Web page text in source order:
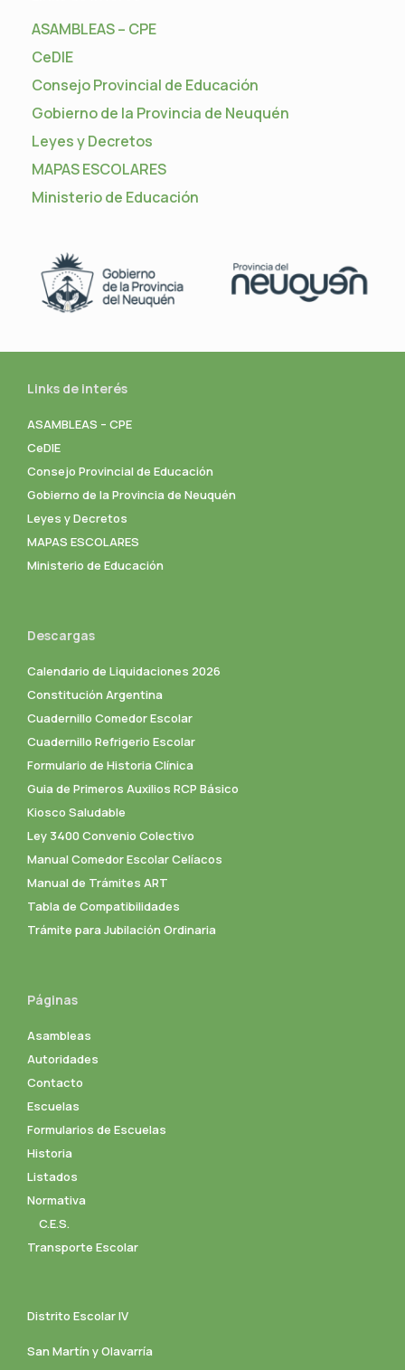
ASAMBLEAS – CPE
CeDIE
Consejo Provincial de Educación
Gobierno de la Provincia de Neuquén
Leyes y Decretos
MAPAS ESCOLARES
Ministerio de Educación
Links de interés
ASAMBLEAS – CPE
CeDIE
Consejo Provincial de Educación
Gobierno de la Provincia de Neuquén
Leyes y Decretos
MAPAS ESCOLARES
Ministerio de Educación
Descargas
Calendario de Liquidaciones 2026
Constitución Argentina
Cuadernillo Comedor Escolar
Cuadernillo Refrigerio Escolar
Formulario de Historia Clínica
Guia de Primeros Auxilios RCP Básico
Kiosco Saludable
Ley 3400 Convenio Colectivo
Manual Comedor Escolar Celíacos
Manual de Trámites ART
Tabla de Compatibilidades
Trámite para Jubilación Ordinaria
Páginas
Asambleas
Autoridades
Contacto
Escuelas
Formularios de Escuelas
Historia
Listados
Normativa
C.E.S.
Transporte Escolar
Distrito Escolar IV
San Martín y Olavarría